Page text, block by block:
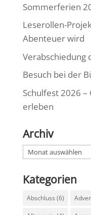
Sommerferien
Leserollen-
Abenteuer wird
Verabschiedung
Besuch bei der
Schulfest 2026
erleben
Archiv
Archiv
Kategorien
Abschluss (6)